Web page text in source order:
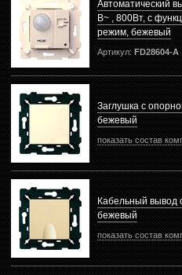
Автоматический
В~ , 800Вт, с
режим, бежевый
Артикул: FD28604-A
Заглушка с
бежевый
показать состав
Кабельный вывод
бежевый
показать состав